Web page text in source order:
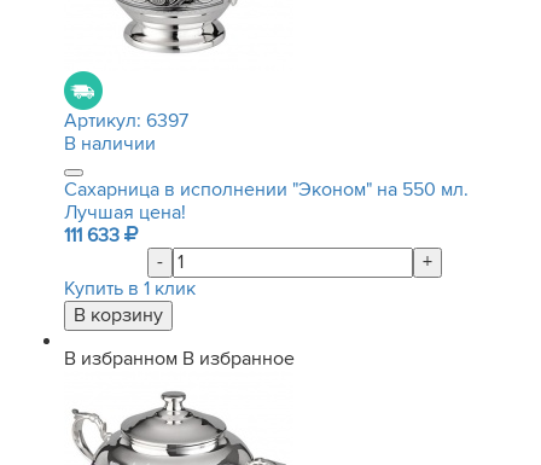
Артикул: 6397
В наличии
Сахарница в исполнении "Эконом" на 550 мл.
Лучшая цена!
111 633
-
+
Купить в 1 клик
В избранном В избранное